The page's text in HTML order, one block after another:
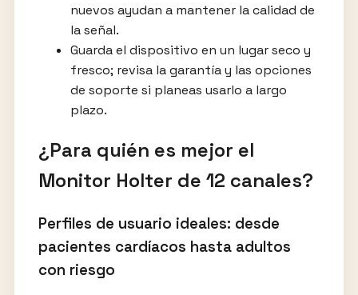
nuevos ayudan a mantener la calidad de
la señal.
Guarda el dispositivo en un lugar seco y
fresco; revisa la garantía y las opciones
de soporte si planeas usarlo a largo
plazo.
¿Para quién es mejor el
Monitor Holter de 12 canales?
Perfiles de usuario ideales: desde
pacientes cardíacos hasta adultos
con riesgo